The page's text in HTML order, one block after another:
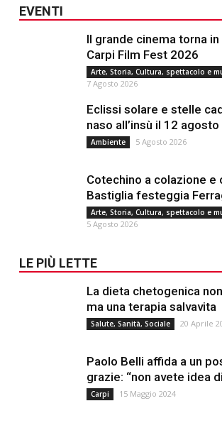
EVENTI
Il grande cinema torna in
Carpi Film Fest 2026
Arte, Storia, Cultura, spettacolo e
7 Agosto 2026
Eclissi solare e stelle
naso all’insù il 12 agosto
Ambiente 5 Agosto 2026
Cotechino a colazione e
Bastiglia festeggia
Arte, Storia, Cultura, spettacolo e
5 Agosto 2026
LE PIÙ LETTE
La dieta chetogenica
ma una terapia salvavita
Salute, Sanità, Sociale 20 Aprile
Paolo Belli affida a un
grazie: “non avete idea
Carpi 15 Maggio 2024